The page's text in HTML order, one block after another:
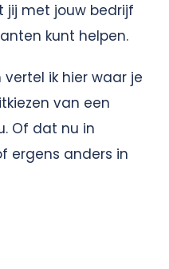
jij met jouw bedrijf
kunt helpen.
ik hier waar je
van een
Of dat nu in
ergens anders in